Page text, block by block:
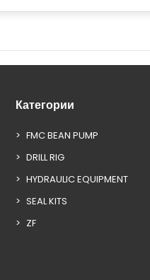
Категории
FMC BEAN PUMP
DRILL RIG
HYDRAULIC EQUIPMENT
SEAL KITS
ZF